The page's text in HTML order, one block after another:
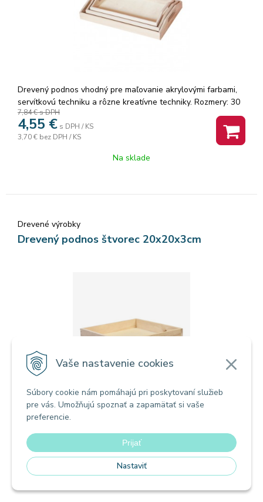
Vaše nastavenie cookies
Súbory cookie nám pomáhajú pri poskytovaní služieb
pre vás. Umožňujú spoznať a zapamätať si vaše
preferencie.
Prijať
Nastaviť
Drevený podnos vhodný pre maľovanie akrylovými farbami,
servítkovú techniku a rôzne kreatívne techniky. Rozmery: 30
x 18,5 cm.
7,84 €s DPH
4,55 € s DPH / KS
3,70 € bez DPH / KS
Na sklade
Drevené výrobky
Drevený podnos štvorec 20x20x3cm
Drevený podnos štvorec Rozmer: 20x20x3cm
5,18
4,21 €bez DPH / KS
Na sklade